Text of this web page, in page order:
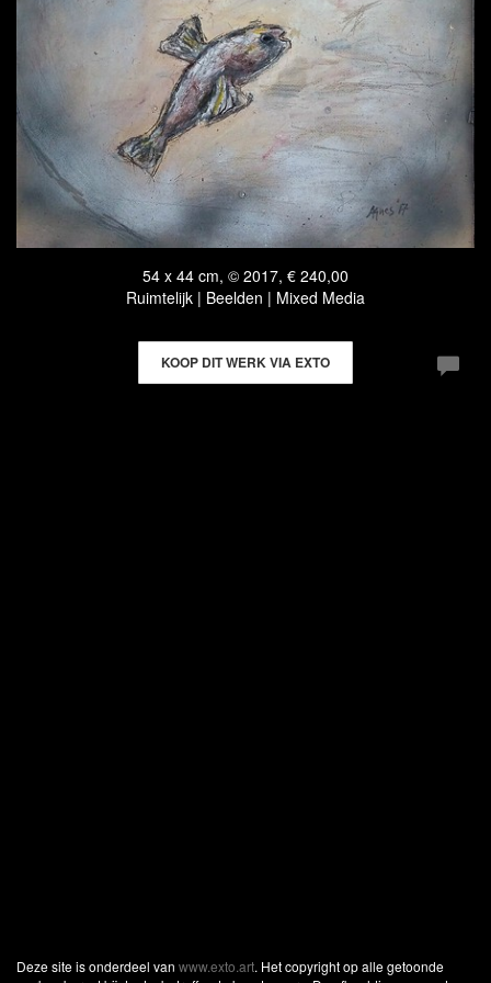
54 x 44 cm, © 2017, € 240,00
Ruimtelijk | Beelden | Mixed Media
KOOP DIT WERK VIA EXTO
Deze site is onderdeel van www.exto.art. Het copyright op alle getoonde